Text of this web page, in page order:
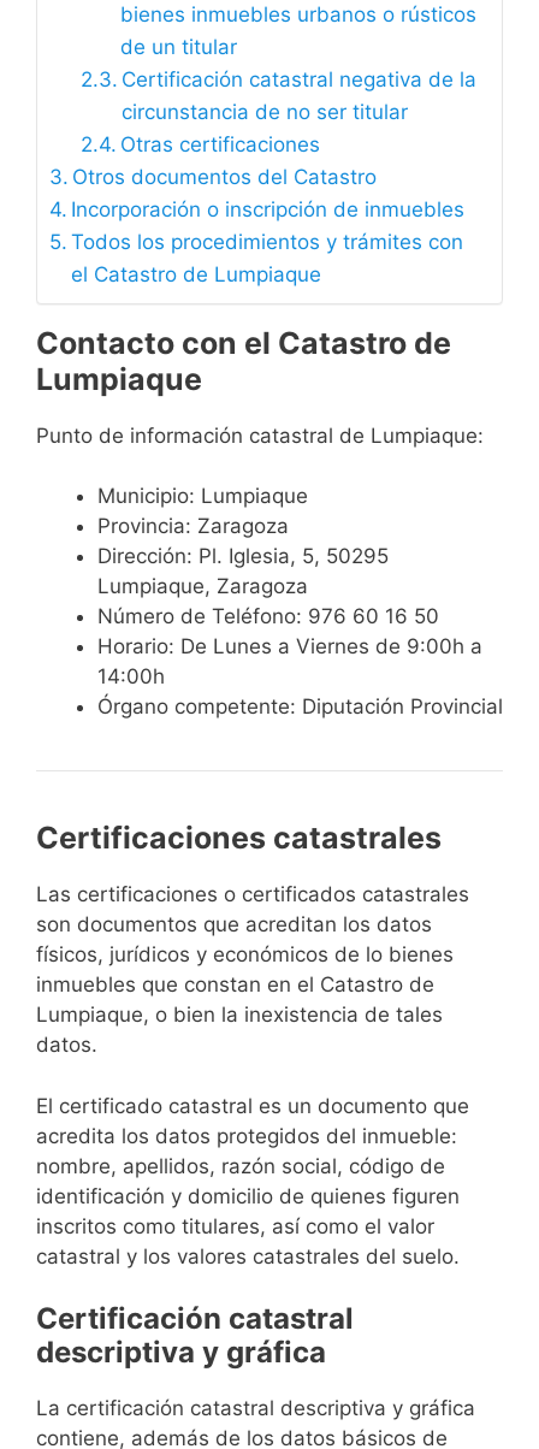
bienes inmuebles urbanos o rústicos
de un titular
Certificación catastral negativa de la
circunstancia de no ser titular
Otras certificaciones
Otros documentos del Catastro
Incorporación o inscripción de inmuebles
Todos los procedimientos y trámites con
el Catastro de Lumpiaque
Contacto con el Catastro de
Lumpiaque
Punto de información catastral de Lumpiaque:
Municipio: Lumpiaque
Provincia: Zaragoza
Dirección: Pl. Iglesia, 5, 50295
Lumpiaque, Zaragoza
Número de Teléfono: 976 60 16 50
Horario: De Lunes a Viernes de 9:00h a
14:00h
Órgano competente: Diputación Provincial
Certificaciones catastrales
Las certificaciones o certificados catastrales
son documentos que acreditan los datos
físicos, jurídicos y económicos de lo bienes
inmuebles que constan en el Catastro de
Lumpiaque, o bien la inexistencia de tales
datos.
El certificado catastral es un documento que
acredita los datos protegidos del inmueble:
nombre, apellidos, razón social, código de
identificación y domicilio de quienes figuren
inscritos como titulares, así como el valor
catastral y los valores catastrales del suelo.
Certificación catastral
descriptiva y gráfica
La certificación catastral descriptiva y gráfica
contiene, además de los datos básicos de